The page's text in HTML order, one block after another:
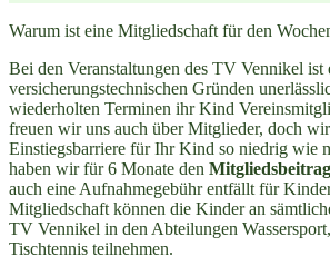
Warum ist eine Mitgliedschaft für den
Bei den Veranstaltungen des TV Vennikel ist
versicherungstechnischen Gründen
wiederholten Terminen ihr Kind
freuen wir uns auch über Mitglieder, doch
Einstiegsbarriere für Ihr Kind so niedrig wie
haben wir für 6 Monate den
auch eine Aufnahmegebühr entfällt für
Mitgliedschaft können die Kinder an
TV Vennikel in den Abteilungen
Tischtennis teilnehmen.